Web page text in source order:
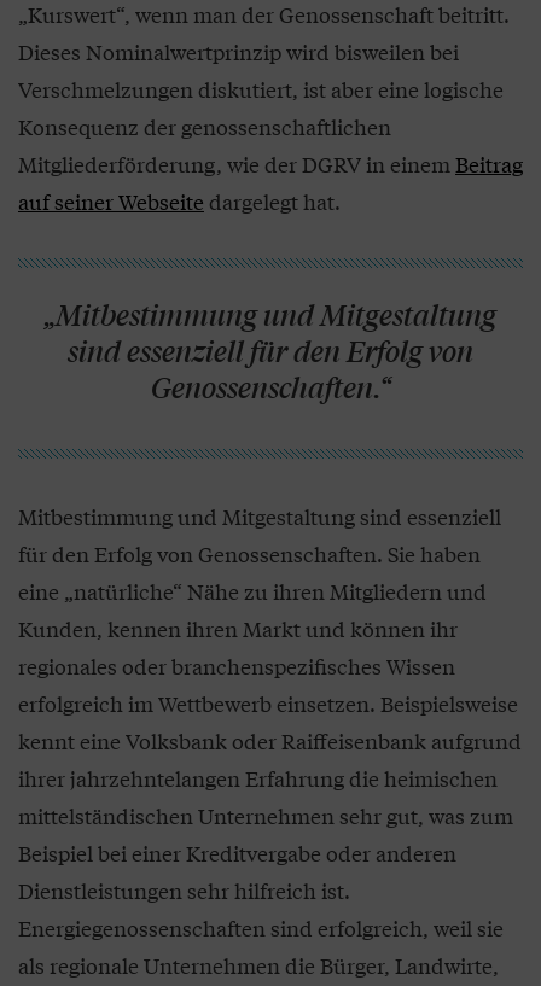
„Kurswert“, wenn man der Genossenschaft beitritt.
Dieses Nominalwertprinzip wird bisweilen bei
Verschmelzungen diskutiert, ist aber eine logische
Konsequenz der genossenschaftlichen
Mitgliederförderung, wie der DGRV in einemBeitrag
auf seiner Webseite dargelegt hat.
„Mitbestimmung und Mitgestaltung
sind essenziell für den Erfolg von
Genossenschaften.“
Mitbestimmung und Mitgestaltung sind essenziell
für den Erfolg von Genossenschaften. Sie haben
eine „natürliche“ Nähe zu ihren Mitgliedern und
Kunden, kennen ihren Markt und können ihr
regionales oder branchenspezifisches Wissen
erfolgreich im Wettbewerb einsetzen. Beispielsweise
kennt eine Volksbank oder Raiffeisenbank aufgrund
ihrer jahrzehntelangen Erfahrung die heimischen
mittelständischen Unternehmen sehr gut, was zum
Beispiel bei einer Kreditvergabe oder anderen
Dienstleistungen sehr hilfreich ist.
Energiegenossenschaften sind erfolgreich, weil sie
als regionale Unternehmen die Bürger, Landwirte,